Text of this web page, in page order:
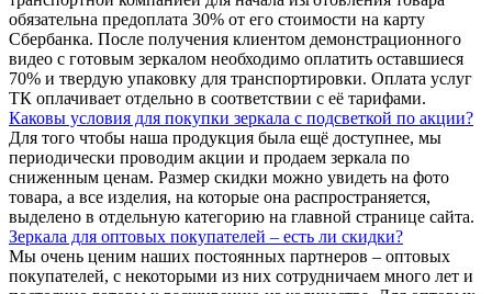
обязательна предоплата 30% от его стоимости на карту
Сбербанка. После получения клиентом демонстрационного
видео с готовым зеркалом необходимо оплатить оставшиеся
70% и твердую упаковку для транспортировки. Оплата услуг
ТК оплачивает отдельно в соответствии с её тарифами.
Каковы условия для покупки зеркала с подсветкой по акции?
Для того чтобы наша продукция была ещё доступнее, мы
периодически проводим акции и продаем зеркала по
сниженным ценам. Размер скидки можно увидеть на фото
товара, а все изделия, на которые она распространяется,
выделено в отдельную категорию на главной странице сайта.
Зеркала для оптовых покупателей – есть ли скидки?
Мы очень ценим наших постоянных партнеров – оптовых
покупателей, с некоторыми из них сотрудничаем много лет и